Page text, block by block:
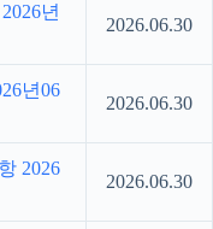
년
2026.06.30
년06
2026.06.30
2026
2026.06.30